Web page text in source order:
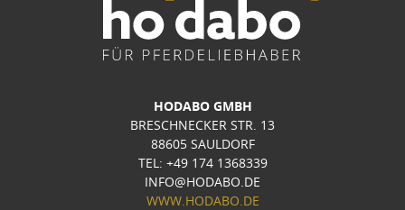
HODABO GMBH
BRESCHNECKER STR. 13
88605 SAULDORF
TEL: +49 174 1368339
INFO@HODABO.DE
WWW.HODABO.DE